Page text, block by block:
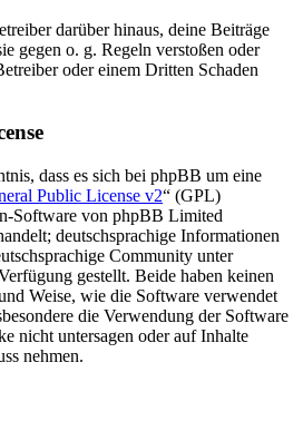
darüber hinaus, deine Beiträge
gegen o. g. Regeln verstoßen oder
oder einem Dritten Schaden
dass es sich bei phpBB um eine
Public License v2“ (GPL)
Software von phpBB Limited
deutschsprachige Informationen
Community unter
gestellt. Beide haben keinen
Weise, wie die Software verwendet
die Verwendung der Software
nicht untersagen oder auf Inhalte
nehmen.